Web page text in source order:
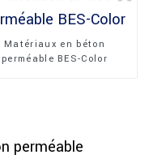
Matériaux en béton
perméable BES-Color